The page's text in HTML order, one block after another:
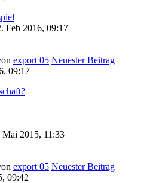
Feb 2016, 09:17
export 05 Neuester Beitrag
09:17
2015, 11:33
export 05 Neuester Beitrag
09:42